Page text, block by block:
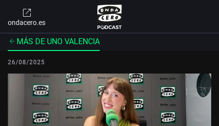
ondacero.es
MÁS DE UNO VALENCIA
26/08/2025